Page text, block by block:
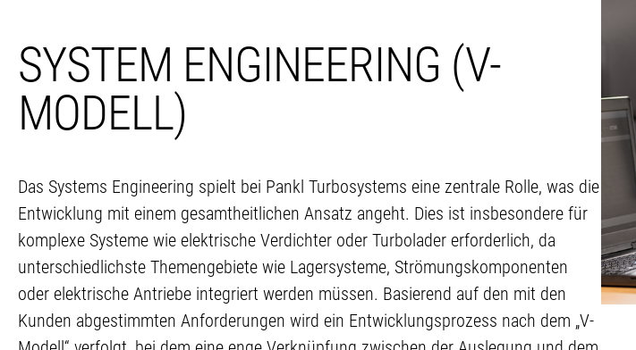
SYSTEM ENGINEERING (V-
MODELL)
Das Systems Engineering spielt bei Pankl Turbosystems eine zentrale Rolle, was die
Entwicklung mit einem gesamtheitlichen Ansatz angeht. Dies ist insbesondere für
komplexe Systeme wie elektrische Verdichter oder Turbolader erforderlich, da
unterschiedlichste Themengebiete wie Lagersysteme, Strömungskomponenten
oder elektrische Antriebe integriert werden müssen. Basierend auf den mit den
Kunden abgestimmten Anforderungen wird ein Entwicklungsprozess nach dem „V-